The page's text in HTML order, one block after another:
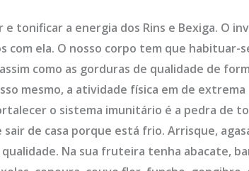
tonificar a energia dos Rins e Bexiga. O
ela. O nosso corpo tem que habituar-
como as gorduras de qualidade de
mesmo, a atividade física em de
o sistema imunitário é a pedra de
de casa porque está frio. Arrisque,
Na sua fruteira tenha abacate,